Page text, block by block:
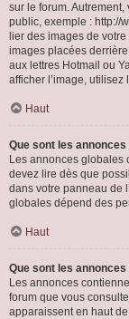
sur le forum.
public, exemple : http://
lier des images de
images placées
aux lettres Hotmail ou
afficher l’image,
Haut
Que sont les
Les annonces globales
devez lire dès que
dans votre panneau de
globales dépend des
Haut
Que sont les annonces
Les annonces
forum que vous
apparaissent en haut